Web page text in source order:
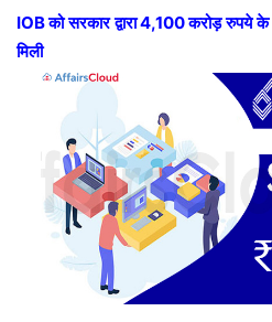
IOBको सरकार द्वारा4,100करोड़ रुपये के
मिली